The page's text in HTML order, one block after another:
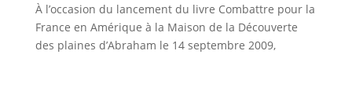
À l’occasion du lancement du livre Combattre pour la
France en Amérique à la Maison de la Découverte
des plaines d’Abraham le 14 septembre 2009,